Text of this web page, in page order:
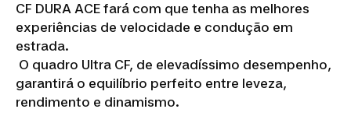
CF DURA ACE fará com que tenha as melhores
experiências de velocidade e condução em
estrada.
O quadro Ultra CF, de elevadíssimo desempenho,
garantirá o equilíbrio perfeito entre leveza,
rendimento e dinamismo.